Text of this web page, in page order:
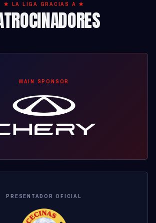
★ LA LIGA GRACIAS A ★
MAIN SPONSOR
PRESENTADOR OFICIAL